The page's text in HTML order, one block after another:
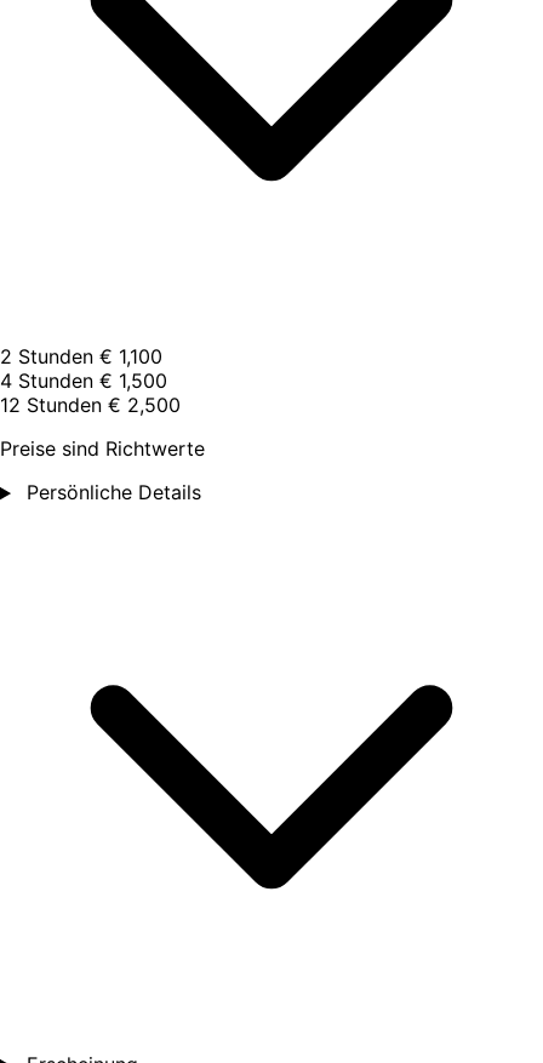
2 Stunden € 1,100
4 Stunden € 1,500
12 Stunden € 2,500
Preise sind Richtwerte
Persönliche Details